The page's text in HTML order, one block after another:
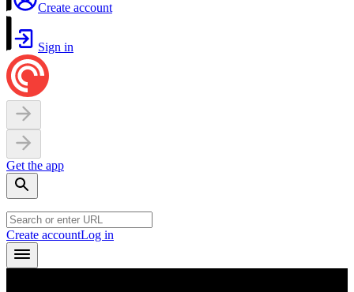
Create account
Sign in
Get the app
Create accountLog in